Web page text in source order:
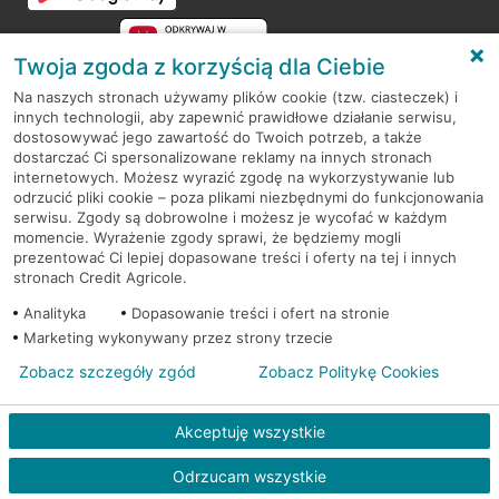
RODO
Regulamin serwisu
Mapa serwisu
PolitykaCookies
© 2026 Credit Agricole Bank Polska S.A. Wszelkie prawa zastrzeżone
Twoja zgoda z korzyścią dla Ciebie
Na naszych stronach używamy plików cookie (tzw. ciasteczek) i
innych technologii, aby zapewnić prawidłowe działanie serwisu,
dostosowywać jego zawartość do Twoich potrzeb, a także
dostarczać Ci spersonalizowane reklamy na innych stronach
internetowych. Możesz wyrazić zgodę na wykorzystywanie lub
odrzucić pliki cookie – poza plikami niezbędnymi do funkcjonowania
serwisu. Zgody są dobrowolne i możesz je wycofać w każdym
momencie. Wyrażenie zgody sprawi, że będziemy mogli
prezentować Ci lepiej dopasowane treści i oferty na tej i innych
stronach Credit Agricole.
Analityka
Dopasowanie treści i ofert na stronie
Marketing wykonywany przez strony trzecie
Akceptuję wszystkie
Odrzucam wszystkie
Zobacz szczegóły zgód Zobacz Politykę Cookies